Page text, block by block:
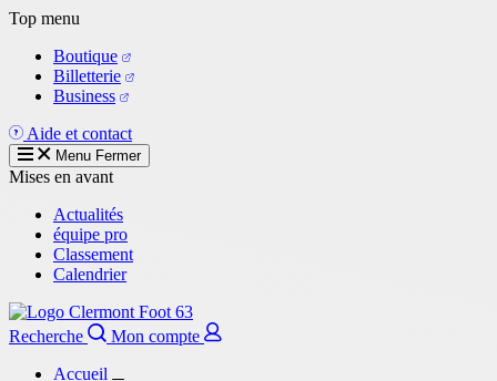
Aller
contenu
principal
Top menu
Boutique
Billetterie
Business
Aide et contact
Menu Fermer
Mises en avant
Actualités
équipe pro
Classement
Calendrier
Recherche
Mon compte
Accueil